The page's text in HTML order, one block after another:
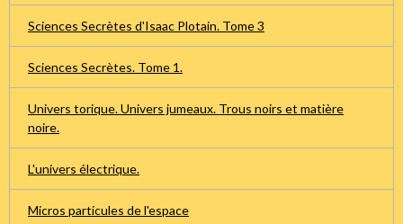
Sciences Secrètes d'Isaac Plotain. Tome 3
Sciences Secrètes. Tome 1.
Univers torique. Univers jumeaux. Trous noirs et matière
noire.
L'univers électrique.
Micros particules de l'espace